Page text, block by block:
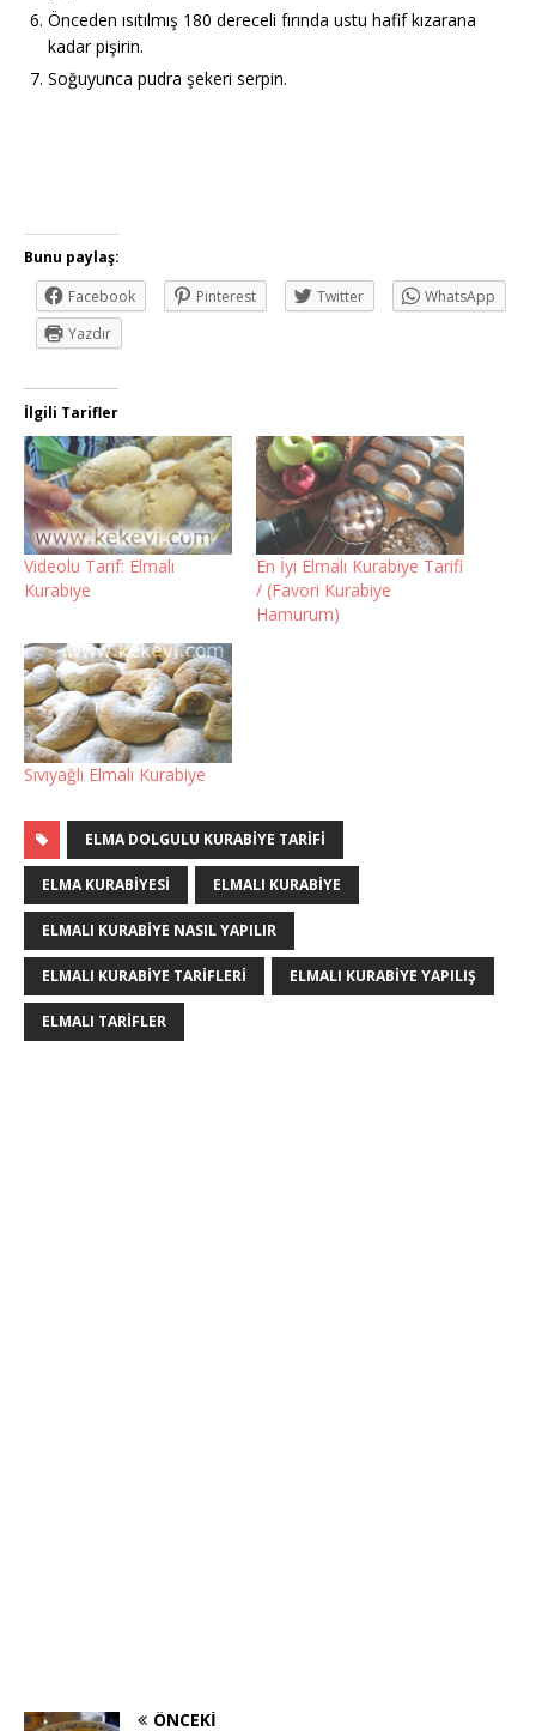
Önceden ısıtılmış 180 dereceli fırında ustu hafif kızarana
kadar pişirin.
Soğuyunca pudra şekeri serpin.
Bunu paylaş:
Facebook
Pinterest Twitter
WhatsApp
Yazdır
İlgili Tarifler
Videolu Tarif: Elmalı
Kurabiye
En İyi Elmalı Kurabiye Tarifi
/ (Favori Kurabiye
Hamurum)
Sıvıyağlı Elmalı Kurabiye
ELMA DOLGULU KURABIYE TARIFI
ELMA KURABIYESI ELMALI KURABIYE
ELMALI KURABIYE NASIL YAPILIR
ELMALI KURABIYE TARIFLERI ELMALI KURABIYE YAPILIŞ
ELMALI TARIFLER
ÖNCEKI